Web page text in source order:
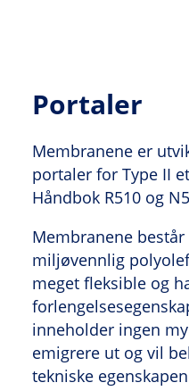
Portaler
Membranene er
portaler for Type II
Håndbok R510 og
Membranene
miljøvennlig
meget fleksible og
inneholder ingen
emigrere ut og vil
tekniske